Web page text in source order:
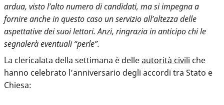
ardua, visto l’alto numero di candidati, ma si impegna a
fornire anche in questo caso un servizio all’altezza delle
aspettative dei suoi lettori. Anzi, ringrazia in anticipo chi le
segnalerà eventuali “perle”.
La clericalata della settimana è delleautorità civili che
hanno celebrato l’anniversario degli accordi tra Stato e
Chiesa: